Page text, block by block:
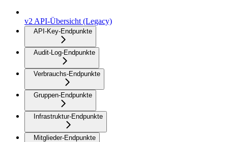
v2 API-Übersicht (Legacy)
API-Key-Endpunkte
Audit-Log-Endpunkte
Verbrauchs-Endpunkte
Gruppen-Endpunkte
Infrastruktur-Endpunkte
Mitglieder-Endpunkte